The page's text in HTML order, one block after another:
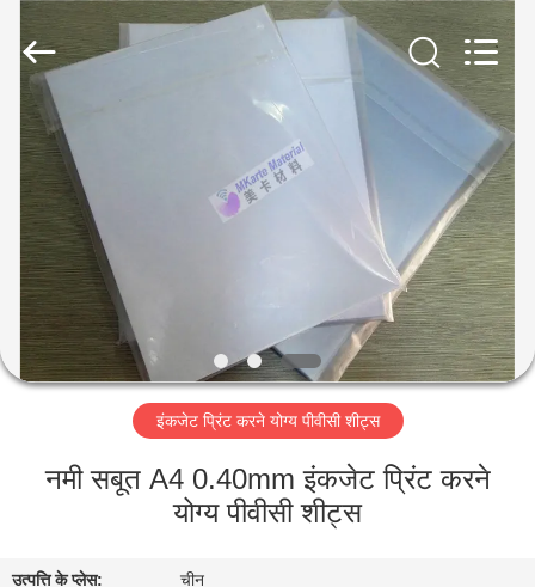
घर
उत्पाद
वीडियो
हमारे
बारे
MKarte
(Tianjin)
Limited.
Rights
Reserved.
इंकजेट प्रिंट करने योग्य पीवीसी शीट्स
नमी सबूत A4 0.40mm इंकजेट प्रिंट करने
योग्य पीवीसी शीट्स
उत्पत्ति के प्लेस: चीन